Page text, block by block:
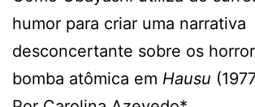
humor para criar uma narrativa
desconcertante sobre os
bomba atômica em Hausu